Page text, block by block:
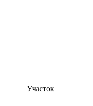
Участок